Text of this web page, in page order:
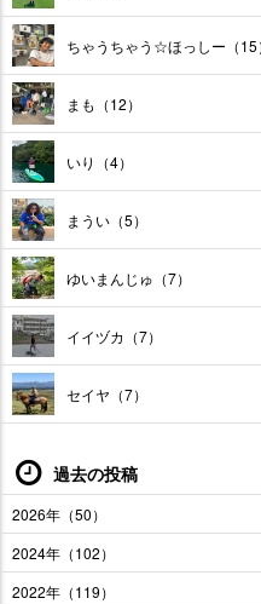
ちゃうちゃう☆ほっしー（15
まも（12）
いり（4）
まうい（5）
ゆいまんじゅ（7）
イイヅカ（7）
セイヤ（7）
過去の投稿
2026年（50）
2024年（102）
2022年（119）